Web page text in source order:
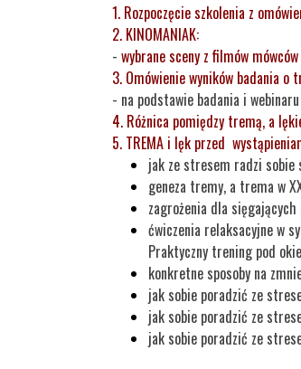
1. Rozpoczęcieszkolenia z
2. KINOMANIAK:
- wybrane sceny z filmów
3. Omówienie wyników badania o
- na podstawie badania i
4. Różnica pomiędzy tremą, a
5. TREMA i lęk przed
jak ze stresem radzi sobie
geneza tremy, a trema w
zagrożenia dla
ćwiczenia relaksacyjne w
Praktyczny trening pod
konkretne sposoby na
jak sobie poradzić ze
jak sobie poradzić ze
jak sobie poradzić ze